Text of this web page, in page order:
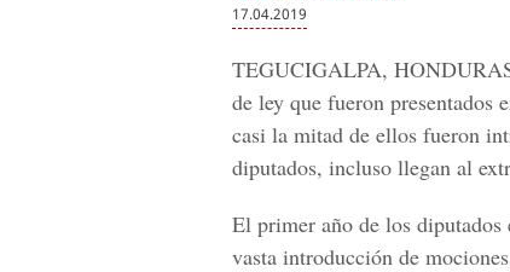
17.04.2019
TEGUCIGALPA,
de ley que fueron presentados
casi la mitad de ellos fueron
diputados, incluso llegan al
El primer año de los diputados
vasta introducción de